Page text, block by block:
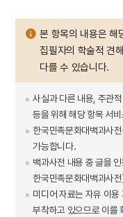
본 항목의 내용은 해
집필자의 학술적 견
다를 수 있습니다.
사실과 다른 내용, 주관
등을 위해 해당 항목 서
한국민족문화대백과사
가능합니다.
백과사전 내용 중 글을
한국민족문화대백과사
미디어 자료는 자유 이
부착하고 있으므로 이를